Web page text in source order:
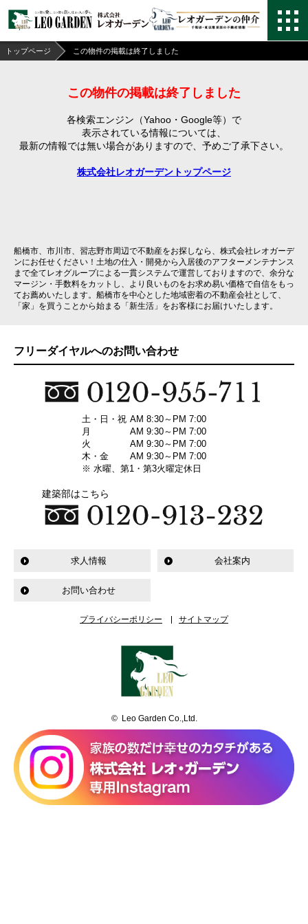
トップページ この物件の掲載は終了しました
この物件の掲載は終了しました
各検索エンジン（Yahoo・Google等）で
表示されている情報については、
最新の情報では無い場合がありますので、 予めご了承下さい。
株式会社レオガーデントップページ
船橋市、市川市、習志野市周辺で不動産をお探しなら、株式会社レオガーデ
ンにお任せください！土地の仕入・開発から入居後のアフターメンテナンス
まで全てレオグループによる一貫システムで運営しておりますので、余分な
マージン・手数料をカットし、より良いものをお求め易い価格で自信をもっ
てお薦めいたします。船橋市を中心とした地域密着の不動産会社として、
「家」を買うことから始まる「新生活」をお客様にお届けいたします。
フリーダイヤルへのお問い合わせ
土・日・祝 AM 8:30～PM 7:00
月
AM 9:30～PM 7:00
火
AM 9:30～PM 7:00
木・金
AM 9:30～PM 7:00
※ 水曜、第1・第3火曜定休日
建築部はこちら
求人情報 会社案内
お問い合わせ
プライバシーポリシー サイトマップ
© Leo Garden Co.,Ltd.